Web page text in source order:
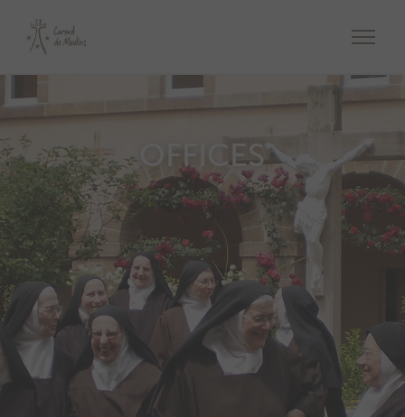
OFFICES